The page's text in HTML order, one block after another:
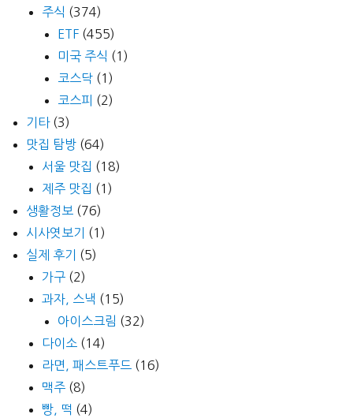
주식 (374)
ETF (455)
미국 주식 (1)
코스닥 (1)
코스피 (2)
기타(3)
맛집 탐방 (64)
서울 맛집 (18)
제주 맛집 (1)
생활정보 (76)
시사엿보기
(1)
실제 후기
(5)
가구 (2)
과자, 스낵 (15)
아이스크림 (32)
다이소 (14)
라면, 패스트푸드 (16)
맥주 (8)
빵, 떡 (4)